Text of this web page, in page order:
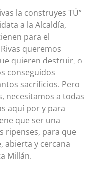
la construyes TÚ”
a la Alcaldía,
para el
queremos
quieren destruir, o
conseguidos
sacrificios. Pero
necesitamos a todas
aquí por y para
que ser una
ripenses, para que
abierta y cercana
Millán.